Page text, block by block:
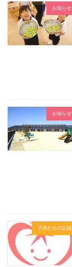
お知らせ
お知らせ
子供たちの記録